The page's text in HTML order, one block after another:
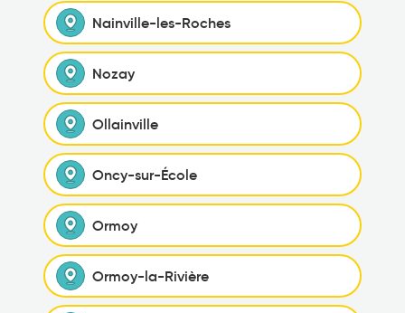
Nainville-les-Roches
Nozay
Ollainville
Oncy-sur-École
Ormoy
Ormoy-la-Rivière